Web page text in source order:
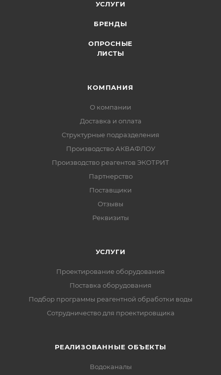
УСЛУГИ
БРЕНДЫ
ОПРОСНЫЕ
ЛИСТЫ
КОМПАНИЯ
О компании
Доставка и оплата
Структурные подразделения
Производство АКВАФЛОУ
Производство реагентов ЭКОТРИТ
Партнерство
Поставщики
Отзывы
Реквизиты
УСЛУГИ
Проектирование оборудования
Поставка оборудования
Подбор программы реагентной обработки воды
Сотрудничество для проектировщика
РЕАЛИЗОВАННЫЕ ОБЪЕКТЫ
Водоканалы